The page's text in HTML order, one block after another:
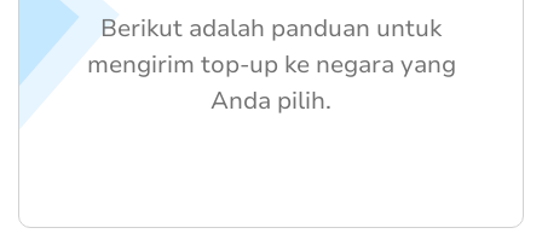
Berikut adalah panduan untuk
mengirim top-up ke negara yang
Anda pilih.